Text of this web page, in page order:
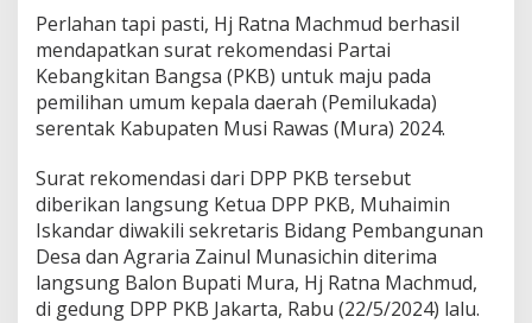
P
K
B
Perlahan tapi pasti, Hj Ratna Machmud berhasil
mendapatkan surat rekomendasi Partai
Kebangkitan Bangsa (PKB) untuk maju pada
pemilihan umum kepala daerah (Pemilukada)
serentak Kabupaten Musi Rawas (Mura) 2024.
Surat rekomendasi dari DPP PKB tersebut
diberikan langsung Ketua DPP PKB, Muhaimin
Iskandar diwakili sekretaris Bidang Pembangunan
Desa dan Agraria Zainul Munasichin diterima
langsung Balon Bupati Mura, Hj Ratna Machmud,
di gedung DPP PKB Jakarta, Rabu (22/5/2024) lalu.